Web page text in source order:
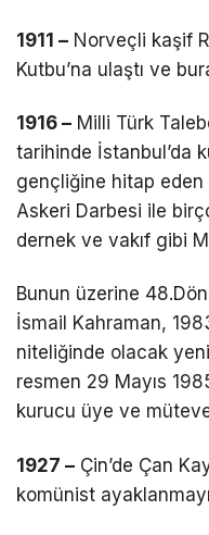
1911 – Norveçli kaşif
Kutbu’na ulaştı ve
1916 – Milli Türk
tarihinde İstanbul’da
gençliğine hitap eden
Askeri Darbesi ile
dernek ve vakıf gibi
Bunun üzerine
İsmail Kahraman,
niteliğinde olacak
resmen 29 Mayıs
kurucu üye ve
1927 – Çin’de Çan
komünist ayaklanmayı